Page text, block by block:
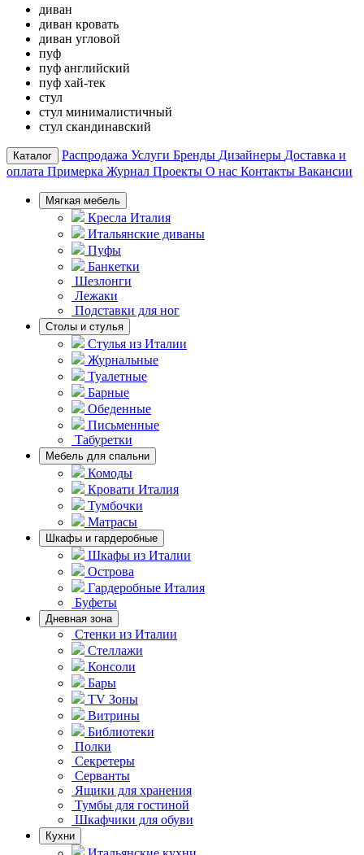
диван
диван кровать
диван угловой
пуф
пуф английский
пуф хай-тек
стул
стул минималистичный
стул скандинавский
Каталог Распродажа Услуги Бренды Дизайнеры Доставка и
оплата Примерка Журнал Проекты О нас Контакты Вакансии
Мягкая мебель
Кресла Италия
Итальянские диваны
Пуфы
Банкетки
Шезлонги
Лежаки
Подставки для ног
Столы и стулья
Стулья из Италии
Журнальные
Туалетные
Барные
Обеденные
Письменные
Табуретки
Мебель для спальни
Комоды
Кровати Италия
Тумбочки
Матрасы
Шкафы и гардеробные
Шкафы из Италии
Острова
Гардеробные Италия
Буфеты
Дневная зона
Стенки из Италии
Стеллажи
Консоли
Бары
TV Зоны
Витрины
Библиотеки
Полки
Секретеры
Серванты
Ящики для хранения
Тумбы для гостиной
Шкафчики для обуви
Кухни